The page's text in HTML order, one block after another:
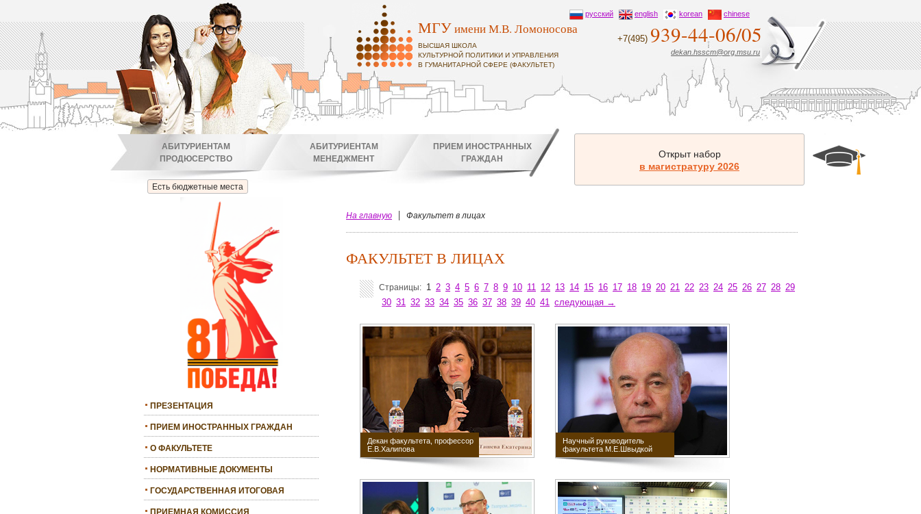
русский english korean chinese
МГУимени М.В. Ломоносова
ВЫСШАЯ ШКОЛА
КУЛЬТУРНОЙ ПОЛИТИКИ И УПРАВЛЕНИЯ
В ГУМАНИТАРНОЙ СФЕРЕ (ФАКУЛЬТЕТ)
+7(495) 939-44-06/05
dekan.hsscm@org.msu.ru
Есть бюджетные места
АБИТУРИЕНТАМ
ПРОДЮСЕРСТВО
АБИТУРИЕНТАМ
МЕНЕДЖМЕНТ
ПРИЕМ ИНОСТРАННЫХ
ГРАЖДАН
Открыт набор
в магистратуру 2026
ПРЕЗЕНТАЦИЯ
ПРИЕМ ИНОСТРАННЫХ ГРАЖДАН
О ФАКУЛЬТЕТЕ
НОРМАТИВНЫЕ ДОКУМЕНТЫ
ГОСУДАРСТВЕННАЯ ИТОГОВАЯ
На главную Факультет в лицах
ФАКУЛЬТЕТ В ЛИЦАХ
Страницы: 1 2 3 4 5 6 7 8 9 10 11 12 13 14 15 16 17 18 19 20 21 22 23 24 25 26 27 28 29
30 31 32 33 34 35 36 37 38 39 40 41 следующая →
Декан факультета, профессор
Е.В.Халипова
Научный руководитель
факультета М.Е.Швыдкой